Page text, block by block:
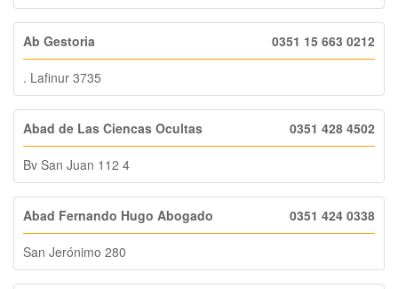
Ab Gestoria 0351 15 663 0212
. Lafinur 3735
Abad de Las Ciencas Ocultas 0351 428 4502
Bv San Juan 112 4
Abad Fernando Hugo Abogado 0351 424 0338
San Jerónimo 280